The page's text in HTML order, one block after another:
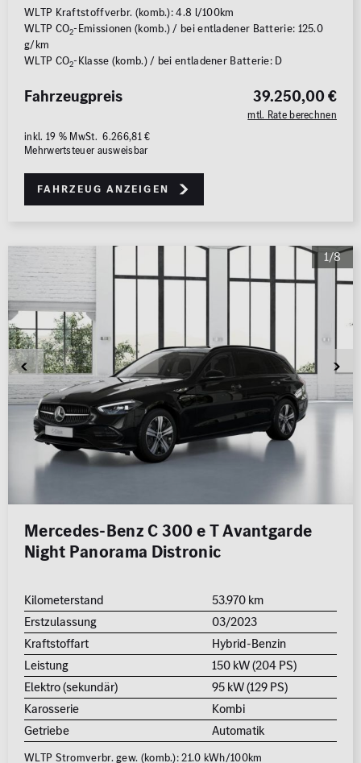
WLTP Kraftstoffverbr. (komb.): 4.8 l/100km
WLTP CO2-Emissionen (komb.) / bei entladener Batterie: 125.0
g/km
WLTP CO2-Klasse (komb.) / bei entladener Batterie: D
39.250,00 €
mtl. Rate berechnen
Fahrzeugpreis
inkl. 19 % MwSt. 6.266,81 €
Mehrwertsteuer ausweisbar
Fahrzeug anzeigen
1/8
Mercedes-Benz C 300 e T Avantgarde
Night Panorama Distronic
Kilometerstand
53.970 km
Erstzulassung
03/2023
Kraftstoffart
Hybrid-Benzin
Leistung
150 kW (204 PS)
Elektro (sekundär)
95 kW (129 PS)
Karosserie
Kombi
Getriebe
Automatik
WLTP Stromverbr. gew. (komb.): 21.0 kWh/100km